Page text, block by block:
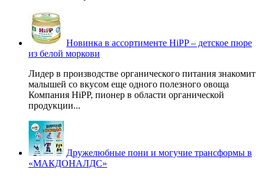
Новинка в ассортименте HiPP – детское пюре
из белой моркови
Лидер в производстве органического питания знакомит
малышей со вкусом еще одного полезного овоща
Компания HiPP, пионер в области органической
продукции...
Дружелюбные пони и могучие трансформы в
«МАКДОНАЛДС»